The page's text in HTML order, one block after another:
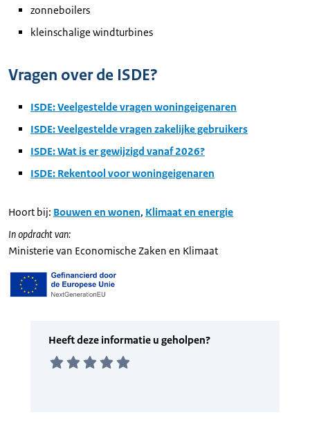
zonneboilers
kleinschalige windturbines
Vragen over de ISDE?
ISDE: Veelgestelde vragen woningeigenaren
ISDE: Veelgestelde vragen zakelijke gebruikers
ISDE: Wat is er gewijzigd vanaf 2026?
ISDE: Rekentool voor woningeigenaren
Hoort bij: Bouwen en wonen, Klimaat en energie
In opdracht van:
Ministerie van Economische Zaken en Klimaat